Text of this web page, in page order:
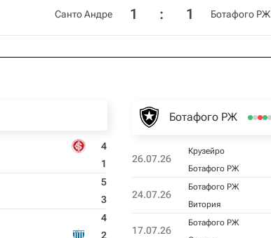
Санто Андре 1 : 1 Ботафого РЖ
4
1
5
3
4
2
Ботафого РЖ
26.07.26
Крузейро
Ботафого РЖ
24.07.26
Ботафого РЖ
Витория
17.07.26
Ботафого РЖ